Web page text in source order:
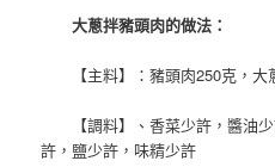
大蔥拌豬頭肉的做法：
【主料】：豬頭肉250克，
【調料】、香菜少許，醬油
許，鹽少許，味精少許